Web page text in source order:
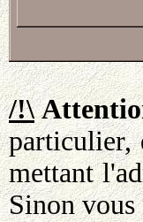
/!\
particulier,
mettant
Sinon vous